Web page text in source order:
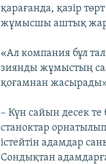
қарағанда, қазір
жұмысшы аштық
«Ал компания бұл
зиянды жұмыстың
қоғамнан
– Күн сайын десек
станоктар
істейтін адамдар
Сондықтан